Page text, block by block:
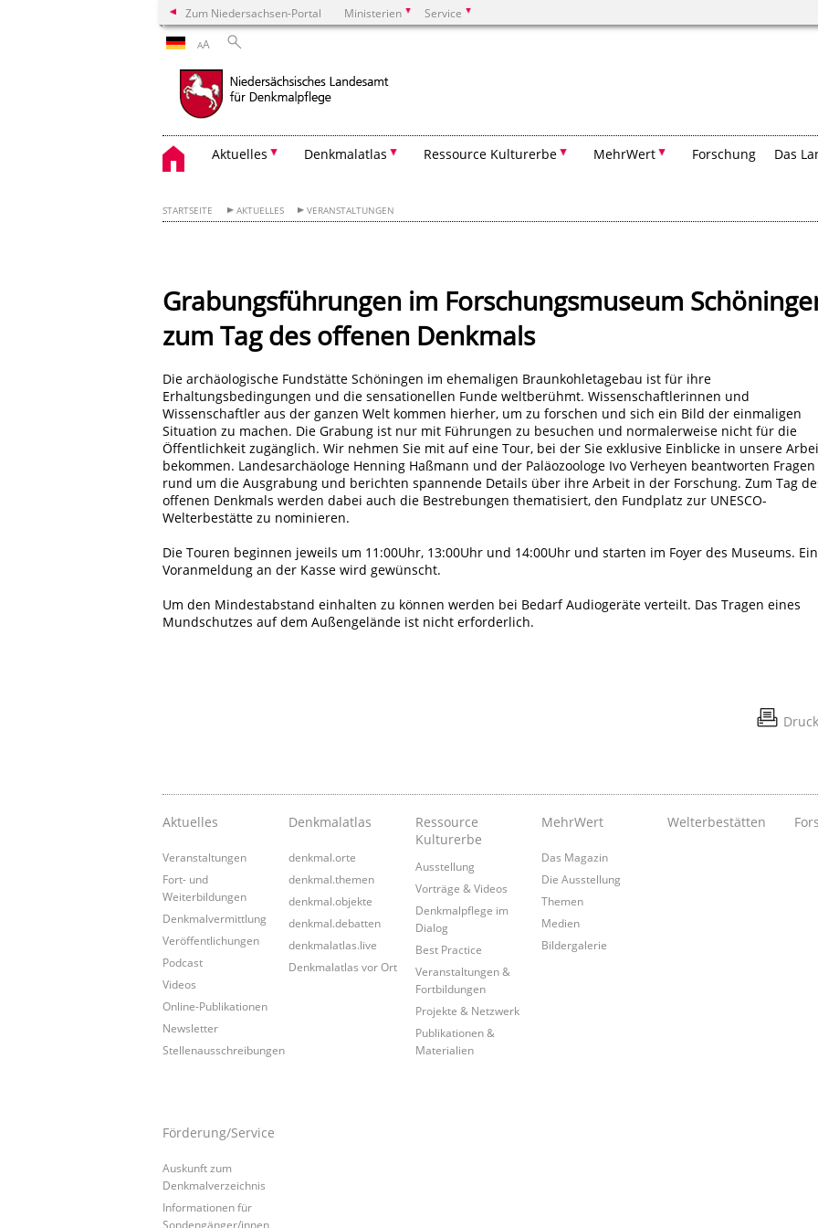
Zum Niedersachsen-Portal Ministerien Service
AA
Aktuelles Denkmalatlas Ressource Kulturerbe MehrWert Forschung Das
STARTSEITE AKTUELLES VERANSTALTUNGEN
Grabungsführungen im Forschungsmuseum
zum Tag des offenen Denkmals
Die archäologische Fundstätte Schöningen im ehemaligen Braunkohletagebau ist für ihre
Erhaltungsbedingungen und die sensationellen Funde weltberühmt. Wissenschaftlerinnen und
Wissenschaftler aus der ganzen Welt kommen hierher, um zu forschen und sich ein Bild der einmaligen
Situation zu machen. Die Grabung ist nur mit Führungen zu besuchen und normalerweise nicht für die
Öffentlichkeit zugänglich. Wir nehmen Sie mit auf eine Tour, bei der Sie exklusive Einblicke in unsere
bekommen. Landesarchäologe Henning Haßmann und der Paläozoologe Ivo Verheyen beantworten Fragen
rund um die Ausgrabung und berichten spannende Details über ihre Arbeit in der Forschung. Zum Tag
offenen Denkmals werden dabei auch die Bestrebungen thematisiert, den Fundplatz zur UNESCO-
Welterbestätte zu nominieren.
Die Touren beginnen jeweils um 11:00Uhr, 13:00Uhr und 14:00Uhr und starten im Foyer des Museums.
Voranmeldung an der Kasse wird gewünscht.
Um den Mindestabstand einhalten zu können werden bei Bedarf Audiogeräte verteilt. Das Tragen eines
Mundschutzes auf dem Außengelände ist nicht erforderlich.
Aktuelles
Veranstaltungen
Fort- und
Weiterbildungen
Denkmalvermittlung
Veröffentlichungen
Podcast
Videos
Online-Publikationen
Newsletter
Stellenausschreibungen
Denkmalatlas
denkmal.orte
denkmal.themen
denkmal.objekte
denkmal.debatten
denkmalatlas.live
Denkmalatlas vor Ort
Ressource
Kulturerbe
Ausstellung
Vorträge & Videos
Denkmalpflege im
Dialog
Best Practice
Veranstaltungen &
Fortbildungen
Projekte & Netzwerk
Publikationen &
Materialien
MehrWert
Das Magazin
Die Ausstellung
Themen
Medien
Bildergalerie
Welterbestätten
Förderung/Service
Auskunft zum
Denkmalverzeichnis
Informationen für
Sondengänger/innen